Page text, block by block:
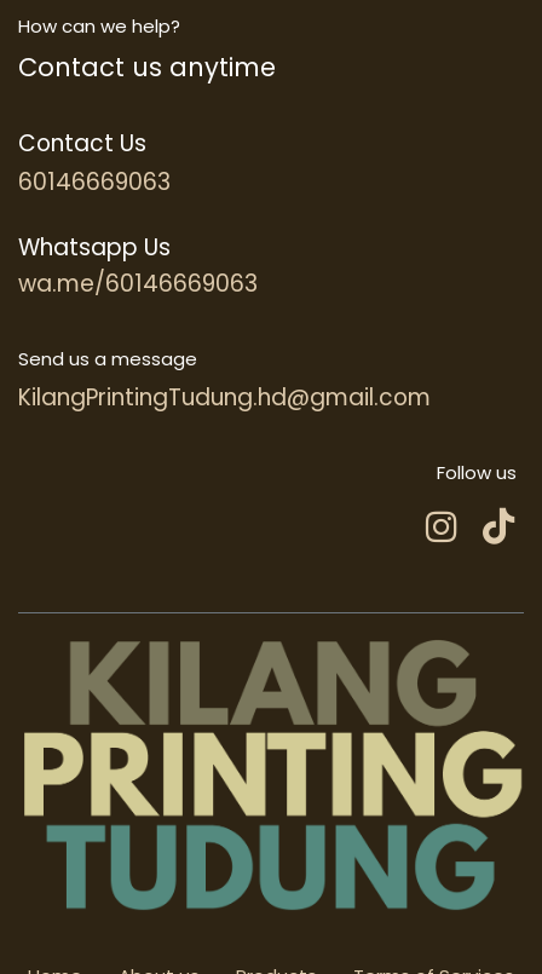
How can we help?
Contact us anytime
Contact Us
60146669063
Whatsapp Us
wa.me/60146669063
Send us a message
KilangPrintingTudung.hd@gmail.com
Follow us